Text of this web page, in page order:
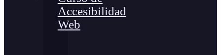
Accesibilidad
Web